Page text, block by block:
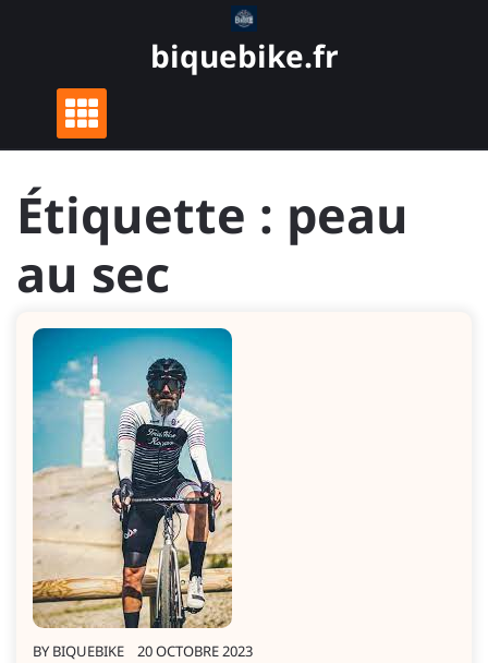
biquebike.fr
Étiquette : peau
au sec
BY BIQUEBIKE 20 OCTOBRE 2023